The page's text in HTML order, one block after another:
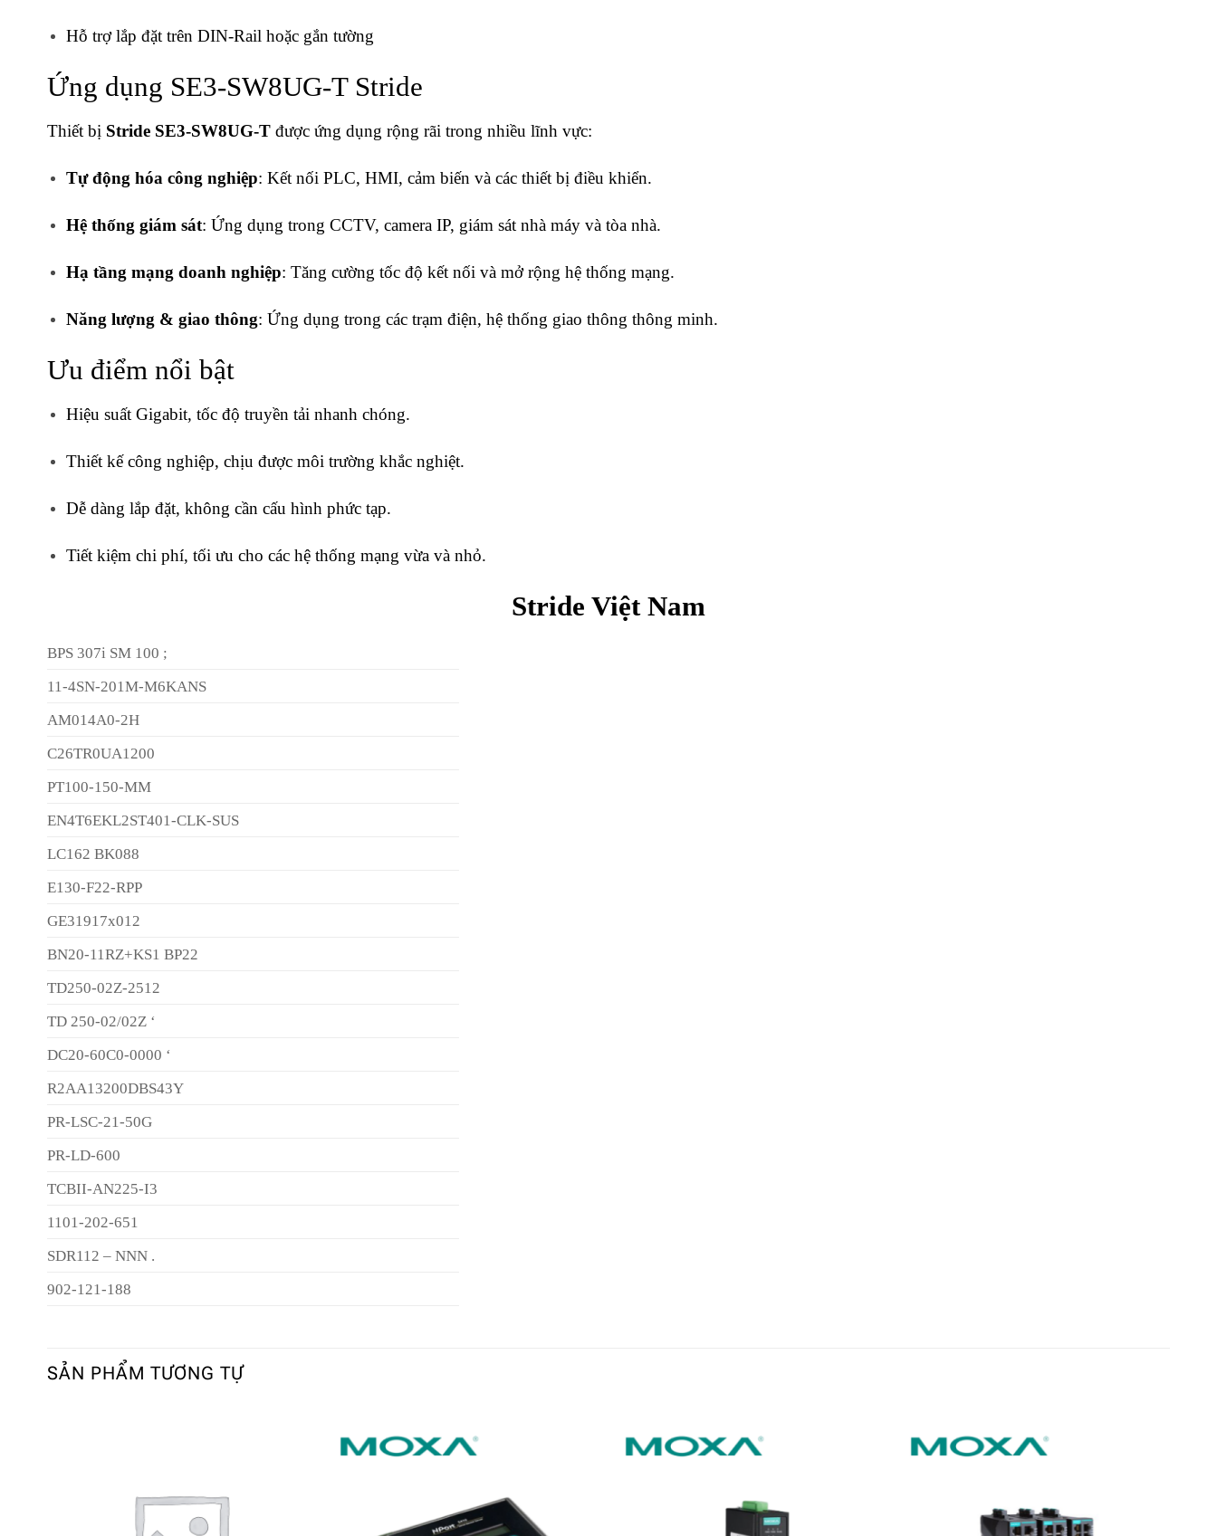
Hỗ trợ lắp đặt trên DIN-Rail hoặc gắn tường
Ứng dụng SE3-SW8UG-T Stride
Thiết bị Stride SE3-SW8UG-T được ứng dụng rộng rãi trong nhiều lĩnh vực:
Tự động hóa công nghiệp: Kết nối PLC, HMI, cảm biến và các thiết bị điều khiển.
Hệ thống giám sát: Ứng dụng trong CCTV, camera IP, giám sát nhà máy và tòa nhà.
Hạ tầng mạng doanh nghiệp: Tăng cường tốc độ kết nối và mở rộng hệ thống mạng.
Năng lượng & giao thông: Ứng dụng trong các trạm điện, hệ thống giao thông thông minh.
Ưu điểm nổi bật
Hiệu suất Gigabit, tốc độ truyền tải nhanh chóng.
Thiết kế công nghiệp, chịu được môi trường khắc nghiệt.
Dễ dàng lắp đặt, không cần cấu hình phức tạp.
Tiết kiệm chi phí, tối ưu cho các hệ thống mạng vừa và nhỏ.
Stride Việt Nam
BPS 307i SM 100 ;
11-4SN-201M-M6KANS
AM014A0-2H
C26TR0UA1200
PT100-150-MM
EN4T6EKL2ST401-CLK-SUS
LC162 BK088
E130-F22-RPP
GE31917x012
BN20-11RZ+KS1 BP22
TD250-02Z-2512
TD 250-02/02Z ‘
DC20-60C0-0000 ‘
R2AA13200DBS43Y
PR-LSC-21-50G
PR-LD-600
TCBII-AN225-I3
1101-202-651
SDR112 – NNN .
902-121-188
SẢN PHẨM TƯƠNG TỰ